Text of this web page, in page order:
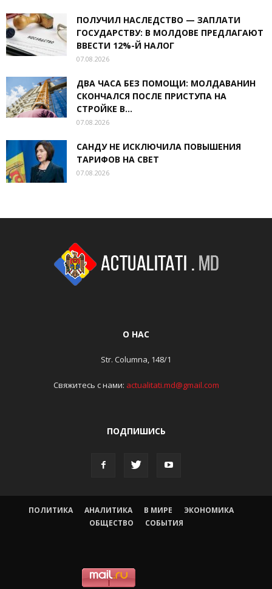
ПОЛУЧИЛ НАСЛЕДСТВО — ЗАПЛАТИ
ГОСУДАРСТВУ: В МОЛДОВЕ ПРЕДЛАГАЮТ
ВВЕСТИ 12%-Й НАЛОГ
07.08.2026
ДВА ЧАСА БЕЗ ПОМОЩИ: МОЛДАВАНИН
СКОНЧАЛСЯ ПОСЛЕ ПРИСТУПА НА
СТРОЙКЕ В...
07.08.2026
САНДУ НЕ ИСКЛЮЧИЛА ПОВЫШЕНИЯ
ТАРИФОВ НА СВЕТ
07.08.2026
О НАС
Str. Columna, 148/1
Свяжитесь с нами: actualitati.md@gmail.com
ПОДПИШИСЬ
ПОЛИТИКА АНАЛИТИКА В МИРЕ
ЭКОНОМИКА
ОБЩЕСТВО
СОБЫТИЯ